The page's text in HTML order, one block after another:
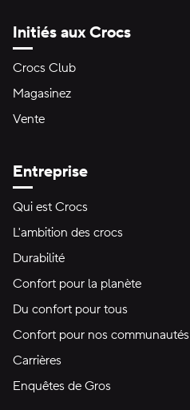
Initiés aux Crocs
Crocs Club
Magasinez
Vente
Entreprise
Qui est Crocs
L'ambition des crocs
Durabilité
Confort pour la planète
Du confort pour tous
Confort pour nos communautés
Carrières
Enquêtes de Gros